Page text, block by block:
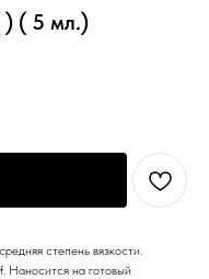
) ( 5 мл.)
степень вязкости.
Наносится на готовый